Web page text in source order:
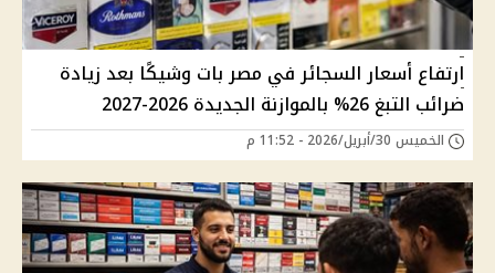
ارتفاع أسعار السجائر في مصر بات وشيكًا بعد زيادة
ضرائب التبغ 26% بالموازنة الجديدة 2026-2027
الخميس 30/أبريل/2026 - 11:52 م